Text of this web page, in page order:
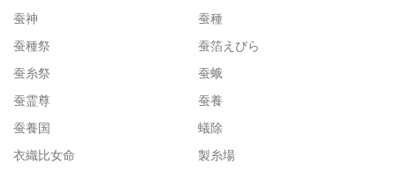
蚕神
蚕種
蚕種祭
蚕箔えびら
蚕糸祭
蚕蛾
蚕霊尊
蚕養
蚕養国
蟻除
衣織比女命
製糸場